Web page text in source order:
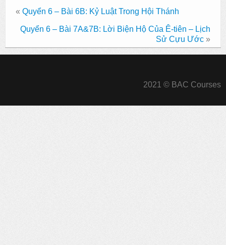
« Quyển 6 – Bài 6B: Kỷ Luật Trong Hội Thánh
Quyển 6 – Bài 7A&7B: Lời Biện Hộ Của Ê-tiên – Lịch
Sử Cựu Ước »
2021 © BAC Courses